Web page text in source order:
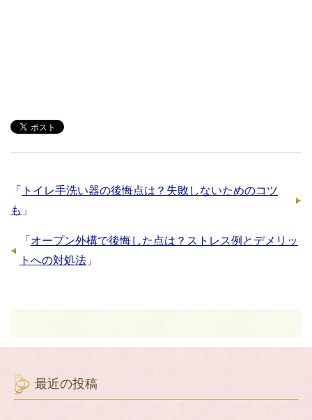
「
トイレ手洗い器の後悔点は？失敗しないためのコツ
も 」
「 オープン外構で後悔した点は？ストレス例とデメリッ
トへの対処法 」
最近の投稿